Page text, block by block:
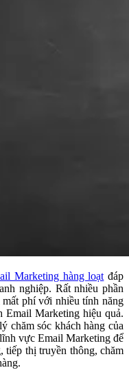
Marketing hàng loạtđáp
nghiệp. Rất nhiều phần
phí với nhiều tính năng
Email Marketing hiệu quả.
chăm sóc khách hàng của
vực Email Marketing để
tiếp thị truyền thông, chăm